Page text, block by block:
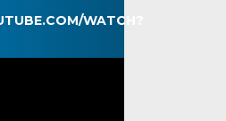
WATCH?